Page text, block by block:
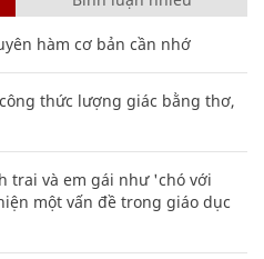
hàm cơ bản cần nhớ
thức lượng giác bằng thơ,
trai và em gái như 'chó với
một vấn đề trong giáo dục